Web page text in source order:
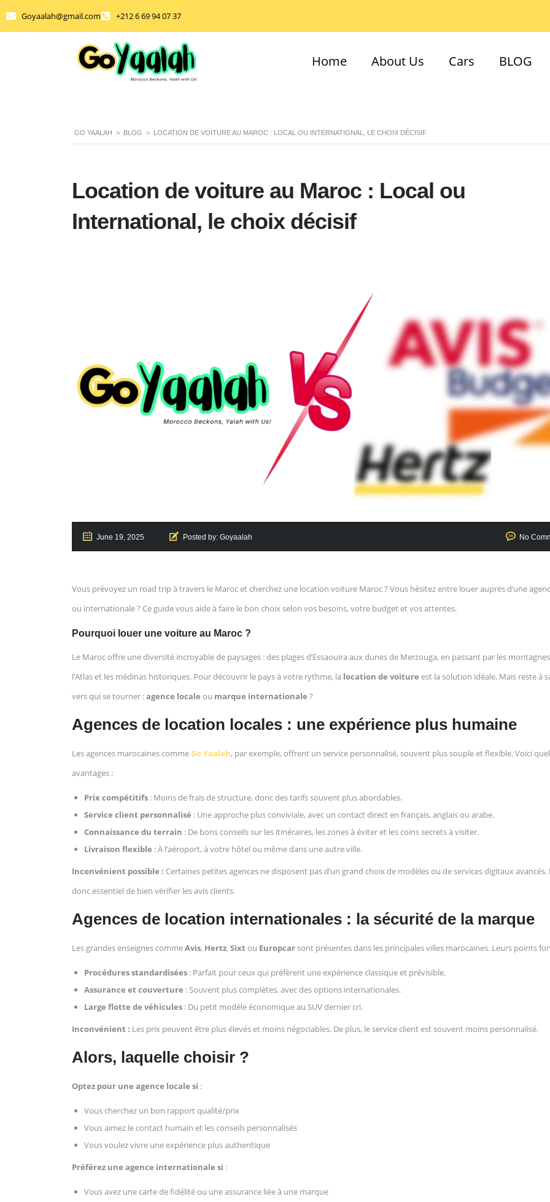
Goyaalah@gmail.com +212 6 69 94 07 37
Home About Us Cars BLOG
GO YAALAH > BLOG > LOCATION DE VOITURE AU MAROC : LOCAL OU INTERNATIONAL, LE CHOIX DÉCISIF
Location de voiture au Maroc : Local ou
International, le choix décisif
June 19, 2025 Posted by: Goyaalah No
Vous prévoyez un road trip à travers le Maroc et cherchez une location voiture Maroc ? Vous hésitez entre louer auprès d’une
ou internationale ? Ce guide vous aide à faire le bon choix selon vos besoins, votre budget et vos attentes.
Pourquoi louer une voiture au Maroc ?
Le Maroc offre une diversité incroyable de paysages : des plages d’Essaouira aux dunes de Merzouga, en passant par les
l’Atlas et les médinas historiques. Pour découvrir le pays à votre rythme, la location de voiture est la solution idéale. Mais reste à
vers qui se tourner :agence locale ou marque internationale ?
Agences de location locales : une expérience plus humaine
Les agences marocaines commeGo Yaalah, par exemple, offrent un service personnalisé, souvent plus souple et flexible. Voici
avantages :
Prix compétitifs : Moins de frais de structure, donc des tarifs souvent plus abordables.
Service client personnalisé : Une approche plus conviviale, avec un contact direct en français, anglais ou arabe.
Connaissance du terrain : De bons conseils sur les itinéraires, les zones à éviter et les coins secrets à visiter.
Livraison flexible : À l’aéroport, à votre hôtel ou même dans une autre ville.
Inconvénient possible : Certaines petites agences ne disposent pas d’un grand choix de modèles ou de services digitaux avancés.
donc essentiel de bien vérifier les avis clients.
Agences de location internationales : la sécurité de la marque
Les grandes enseignes commeAvis, Hertz, Sixt ou Europcarsont présentes dans les principales villes marocaines. Leurs points
Procédures standardisées : Parfait pour ceux qui préfèrent une expérience classique et prévisible.
Assurance et couverture : Souvent plus complètes, avec des options internationales.
Large flotte de véhicules : Du petit modèle économique au SUV dernier cri.
Inconvénient : Les prix peuvent être plus élevés et moins négociables. De plus, le service client est souvent moins personnalisé.
Alors, laquelle choisir ?
Optez pour une agence locale si :
Vous cherchez un bon rapport qualité/prix
Vous aimez le contact humain et les conseils personnalisés
Vous voulez vivre une expérience plus authentique
Préférez une agence internationale si :
Vous avez une carte de fidélité ou une assurance liée à une marque